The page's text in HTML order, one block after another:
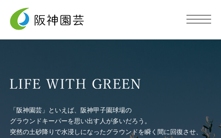
事業内容
「阪神園芸」といえば、阪神甲子園球場の
グラウンドキーパーを思い出す人が多いだろう。
突然の土砂降りで水浸しになったグラウンドを瞬く間に回復させ、